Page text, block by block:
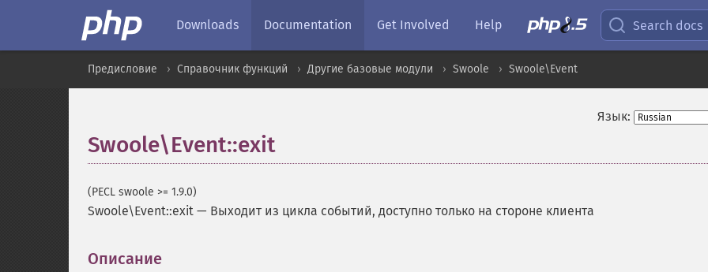
Downloads Documentation Get Involved Help Search docs
Предисловие Справочник функций Другие базовые модули Swoole Swoole\Event
Язык:
Swoole\Event::exit
(PECL swoole >= 1.9.0)
Swoole\Event::exit — Выходит из цикла событий, доступно только на стороне клиента
Описание